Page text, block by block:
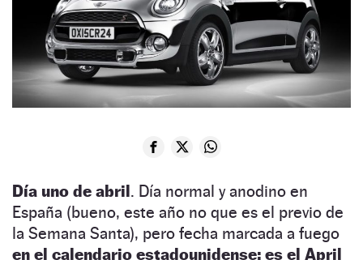
Día uno de abril. Día normal y anodino en
España (bueno, este año no que es el previo de
la Semana Santa), pero fecha marcada a fuego
en el calendario estadounidense: es el April